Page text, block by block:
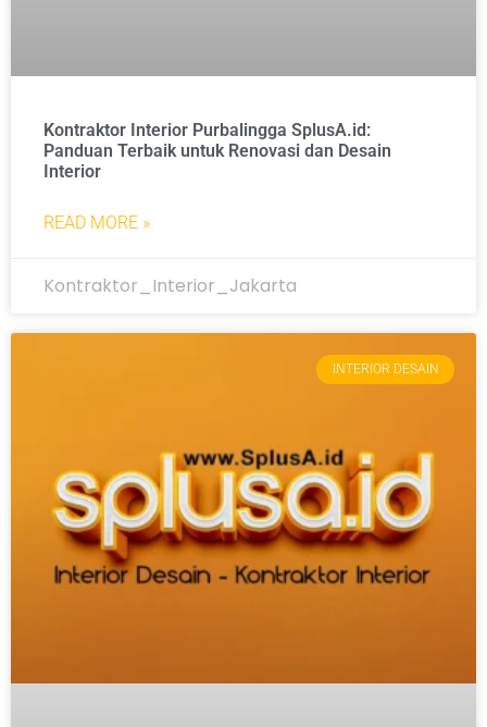
Kontraktor Interior Purbalingga SplusA.id:
Panduan Terbaik untuk Renovasi dan Desain
Interior
READ MORE »
Kontraktor_Interior_Jakarta
INTERIOR DESAIN